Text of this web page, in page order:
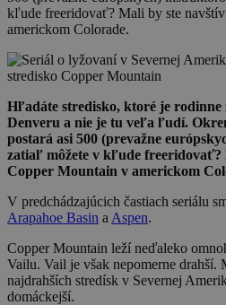
kľude freeridovať? Mali by ste
americkom Colorade.
Hľadáte stredisko, ktoré je rodinne
Denveru a nie je tu veľa ľudí.
postará asi 500 (prevažne
zatiaľ môžete v kľude freeridovať?
Copper Mountain v americkom
V predchádzajúcich častiach seriálu
Arapahoe Basin a Aspen.
Copper Mountain leží neďaleko
Vailu. Vail je však nepomerne drahší.
najdrahších stredísk v Severnej
domáckejší.